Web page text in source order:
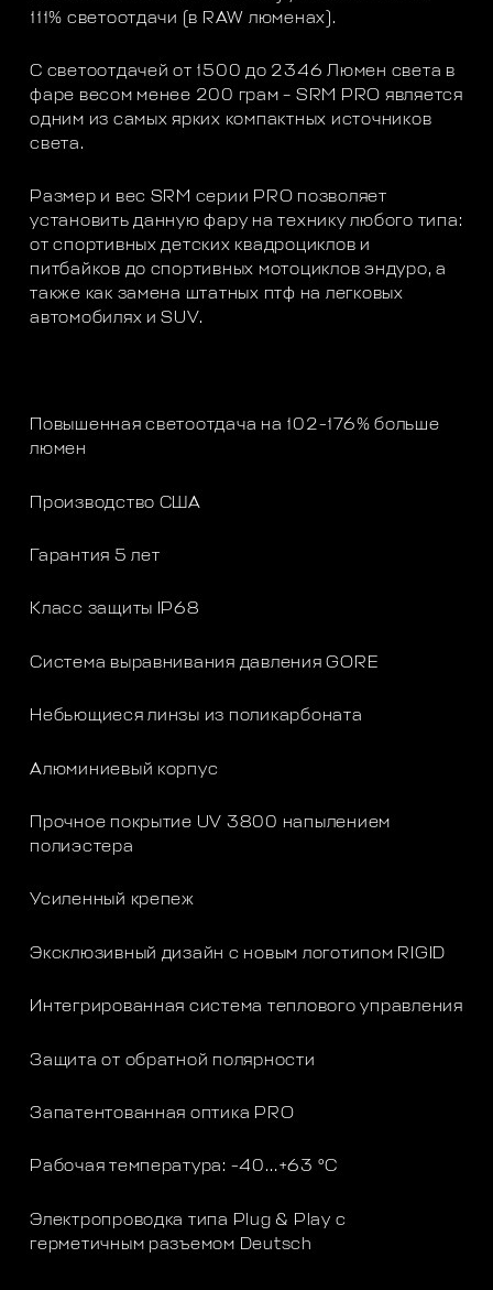
111% светоотдачи (в RAW люменах).
С светоотдачей от 1500 до 2346 Люмен света в
фаре весом менее 200 грам – SRM PRO является
одним из самых ярких компактных источников
света.
Размер и вес SRM серии PRO позволяет
установить данную фару на технику любого типа:
от спортивных детских квадроциклов и
питбайков до спортивных мотоциклов эндуро, а
также как замена штатных птф на легковых
автомобилях и SUV.
Повышенная светоотдача на 102-176% больше
люмен
Производство США
Гарантия 5 лет
Класс защиты IP68
Система выравнивания давления GORE
Небьющиеся линзы из поликарбоната
Алюминиевый корпус
Прочное покрытие UV 3800 напылением
полиэстера
Усиленный крепеж
Эксклюзивный дизайн с новым логотипом RIGID
Интегрированная система теплового управления
Защита от обратной полярности
Запатентованная оптика PRO
Рабочая температура: -40…+63 °C
Электропроводка типа Plug & Play с
герметичным разъемом Deutsch